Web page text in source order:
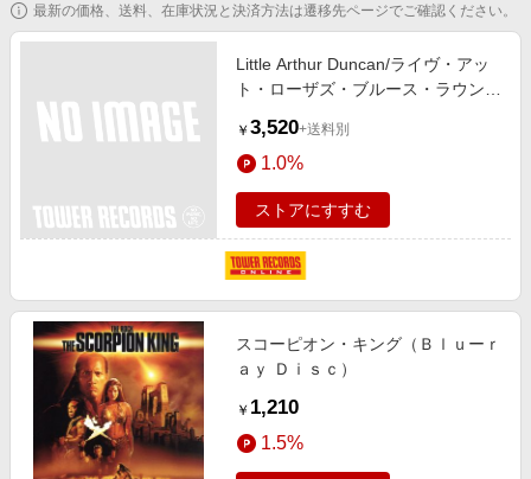
コスメ・健康・医薬品
家電・PC・スマホ・カメラ
スポーツ・アウトドア・ゴルフ
インテリア・寝具
旅行・レジャー・ホテル予約
生活・お役立ち
金融・マネー・保険
デジタルコンテンツ
ビジネス・その他サービス
対象ストア新規限定特典
楽天ペイ導入ストア
旅行特集
わくわく夏特集
Apple公式サイト×楽天カード分割払い
Qoo10メガポ
Samsung ボーナスキャンペーン
週末の高還元 夏の長期版
楽天IDでログイン/会員登録
最新の価格、送料、在庫状況と決済方法は遷移先ページでご確認ください。
Little Arthur Duncan/ライヴ・アッ
ト・ローザズ・ブルース・ラウンジ
￥ 3,520+送料別
1.0%
ストアにすすむ
スコーピオン・キング（Ｂｌｕーｒ
ａｙ Ｄｉｓｃ）
￥ 1,210
1.5%